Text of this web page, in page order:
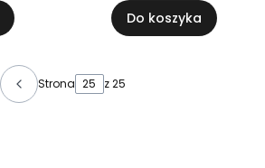
Do koszyka
Strona z 25